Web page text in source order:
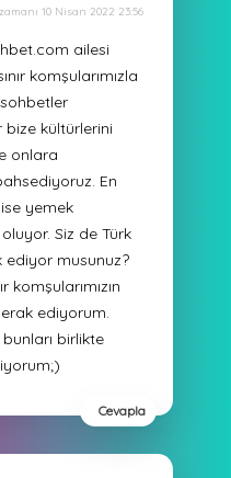
10 Nisan 2022 23:56
ailesi
komşularımızla
bize kültürlerini
onlara
En
ise yemek
Siz de Türk
ediyor musunuz?
komşularımızın
ediyorum.
birlikte
Cevapla